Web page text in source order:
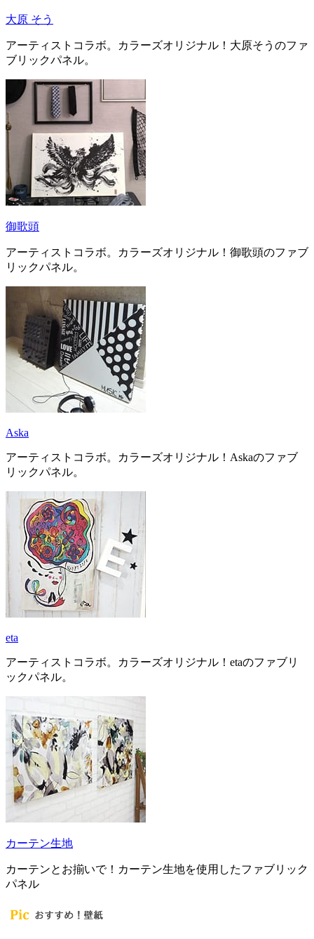
大原 そう
アーティストコラボ。カラーズオリジナル！大原そうのファ
ブリックパネル。
御歌頭
アーティストコラボ。カラーズオリジナル！御歌頭のファブ
リックパネル。
Aska
アーティストコラボ。カラーズオリジナル！Askaのファブ
リックパネル。
eta
アーティストコラボ。カラーズオリジナル！etaのファブリ
ックパネル。
カーテン生地
カーテンとお揃いで！カーテン生地を使用したファブリック
パネル